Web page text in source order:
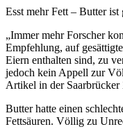
Esst mehr Fett – Butter ist
„Immer mehr Forscher
Empfehlung, auf
Eiern enthalten sind, zu
jedoch kein Appell zur
Artikel in der
Butter hatte einen
Fettsäuren. Völlig zu